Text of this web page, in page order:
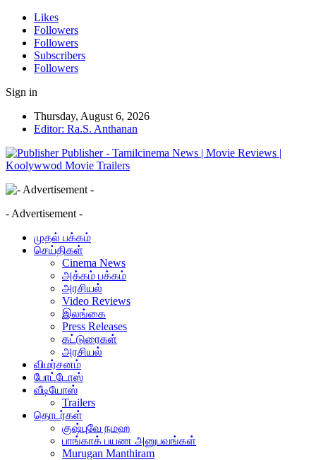
Likes
Followers
Followers
Subscribers
Followers
Sign in
Thursday, August 6, 2026
Editor: Ra.S. Anthanan
Publisher - Tamilcinema News | Movie Reviews |
Koolywwod Movie Trailers
- Advertisement -
முதல் பக்கம்
செய்திகள்
Cinema News
அக்கம் பக்கம்
அரசியல்
Video Reviews
இலங்கை
Press Releases
கட்டுரைகள்
அரசியல்
விமர்சனம்
போட்டோஸ்
வீடியோஸ்
Trailers
தொடர்கள்
குஷ்புவே நமஹ
பாங்காக் பயண அனுபவங்கள்
Murugan Manthiram